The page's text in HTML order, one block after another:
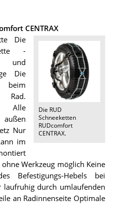
CENTRAX
Die RUD
Schneeketten
RUDcomfort
CENTRAX.
Die
-
und
Die
beim
Rad.
Alle
außen
Nur
im
Werkzeug möglich Keine
Befestigungs-Hebels bei
laufruhig durch umlaufenden
an Radinnenseite Optimale